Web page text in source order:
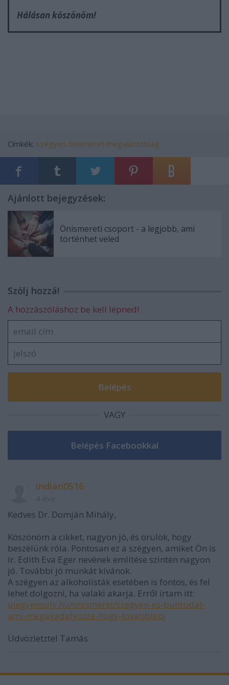
Hálásan köszönöm!
Címkék: szégyen önismeret megalázottság
Ajánlott bejegyzések:
Önismereti csoport - a legjobb, ami
történhet veled
Szólj hozzá!
A hozzászóláshoz be kell lépned!
VAGY
indian0516
Kedves Dr. Domján Mihály,
Köszönöm a cikket, nagyon jó, és örülök, hogy
beszélünk róla. Pontosan ez a szégyen, amiket Ön is
ír. Edith Eva Eger nevének említése szintén nagyon
jó. További jó munkát kívánok.
A szégyen az alkoholisták esetében is fontos, és fel
lehet dolgozni, ha valaki akarja. Erről írtam itt:
ujegyensuly.hu/onismeret/szegyen-es-buntudat-
ami-megakadalyozza-hogy-tovabblepj
Üdvözletztel Tamás